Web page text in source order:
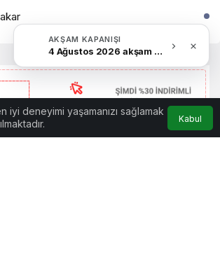
AKŞAM KAPANIŞI
4 Ağustos 2026 akşam Haber Bülteni
iyi deneyimi yaşamanızı sağlamak
Kabul